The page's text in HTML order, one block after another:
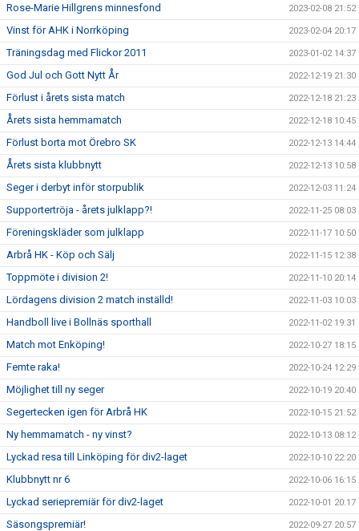
Rose-Marie Hillgrens minnesfond 2023-02-08 21:52
Vinst för AHK i Norrköping 2023-02-04 20:17
Träningsdag med Flickor 2011 2023-01-02 14:37
God Jul och Gott Nytt År 2022-12-19 21:30
Förlust i årets sista match 2022-12-18 21:23
Årets sista hemmamatch 2022-12-18 10:45
Förlust borta mot Örebro SK 2022-12-13 14:44
Årets sista klubbnytt 2022-12-13 10:58
Seger i derbyt inför storpublik 2022-12-03 11:24
Supportertröja - årets julklapp?! 2022-11-25 08:03
Föreningskläder som julklapp 2022-11-17 10:50
Arbrå HK - Köp och Sälj 2022-11-15 12:38
Toppmöte i division 2! 2022-11-10 20:14
Lördagens division 2 match inställd! 2022-11-03 10:03
Handboll live i Bollnäs sporthall 2022-11-02 19:31
Match mot Enköping! 2022-10-27 18:15
Femte raka! 2022-10-24 12:29
Möjlighet till ny seger 2022-10-19 20:40
Segertecken igen för Arbrå HK 2022-10-15 21:52
Ny hemmamatch - ny vinst? 2022-10-13 08:12
Lyckad resa till Linköping för div2-laget 2022-10-10 22:20
Klubbnytt nr 6 2022-10-06 16:15
Lyckad seriepremiär för div2-laget 2022-10-01 20:17
Säsongspremiär! 2022-09-27 20:57